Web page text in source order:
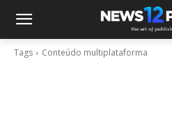
Tags Conteúdo multiplataforma